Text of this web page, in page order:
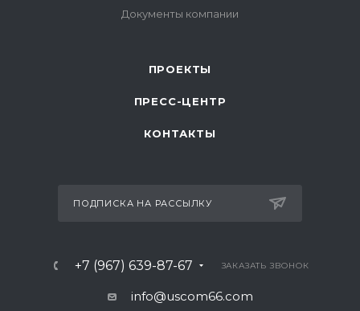
ПРОЕКТЫ
ПРЕСС-ЦЕНТР
КОНТАКТЫ
ПОДПИСКА НА РАССЫЛКУ
+7 (967) 639-87-67 ЗАКАЗАТЬ ЗВОНОК
info@uscom66.com